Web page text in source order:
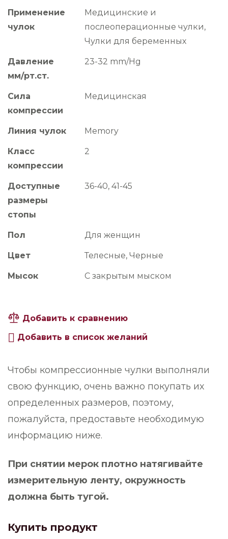
Применение
чулок
Медицинские и
послеоперационные чулки,
Чулки для беременных
Давление
мм/рт.ст.
23-32 mm/Hg
Сила
компрессии
Медицинская
Линия чулок Memory
Класс
компрессии
2
Доступные
размеры
стопы
36-40, 41-45
Пол Для женщин
Цвет Телесные, Черные
Мысок С закрытым мыском
Добавить к сравнению
Добавить в список желаний
Чтобы компрессионные чулки выполняли
свою функцию, очень важно покупать их
определенных размеров, поэтому,
пожалуйста, предоставьте необходимую
информацию ниже.
При снятии мерок плотно натягивайте
измерительную ленту, окружность
должна быть тугой.
Купить продукт